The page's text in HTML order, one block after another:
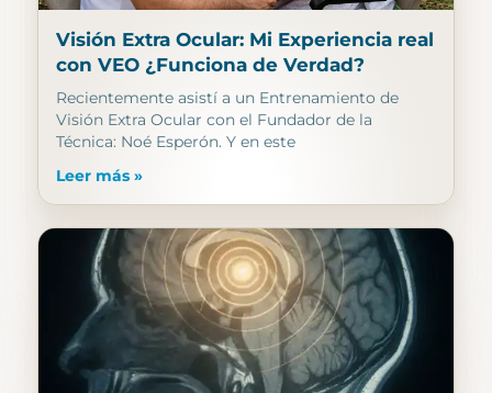
Visión Extra Ocular: Mi Experiencia real
con VEO ¿Funciona de Verdad?
Recientemente asistí a un Entrenamiento de
Visión Extra Ocular con el Fundador de la
Técnica: Noé Esperón. Y en este
Leer más »